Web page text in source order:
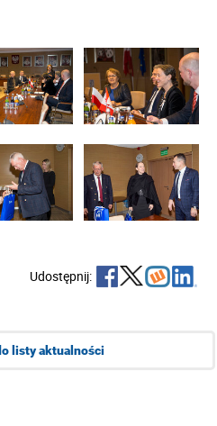
Udostępnij:
listy aktualności